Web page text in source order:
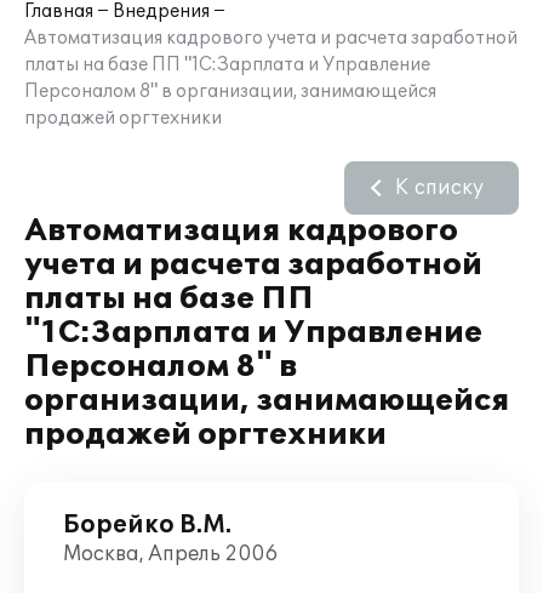
Главная
Внедрения
Автоматизация кадрового учета и расчета заработной
платы на базе ПП "1С:Зарплата и Управление
Персоналом 8" в организации, занимающейся
продажей оргтехники
Автоматизация кадрового
учета и расчета заработной
платы на базе ПП
"1С:Зарплата и Управление
Персоналом 8" в
организации, занимающейся
продажей оргтехники
К списку
Борейко В.М.
Москва, Апрель 2006